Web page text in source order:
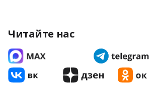
Читайте нас